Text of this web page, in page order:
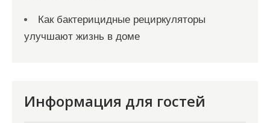
Как бактерицидные рециркуляторы
улучшают жизнь в доме
Информация для гостей